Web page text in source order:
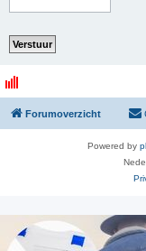
Forumoverzicht
Powered by